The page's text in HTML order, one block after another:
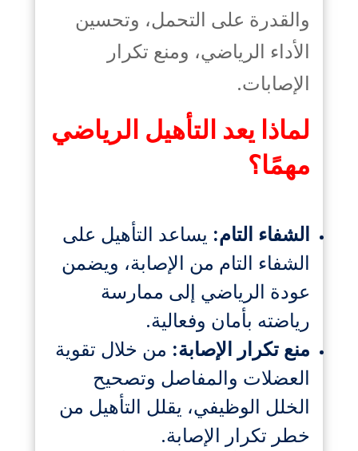
والقدرة على التحمل، وتحسين
الأداء الرياضي، ومنع تكرار
الإصابات.
لماذا يعد التأهيل الرياضي
مهمًا؟
الشفاء التام: يساعد التأهيل على
الشفاء التام من الإصابة، ويضمن
عودة الرياضي إلى ممارسة
رياضته بأمان وفعالية.
منع تكرار الإصابة: من خلال تقوية
العضلات والمفاصل وتصحيح
الخلل الوظيفي، يقلل التأهيل من
خطر تكرار الإصابة.